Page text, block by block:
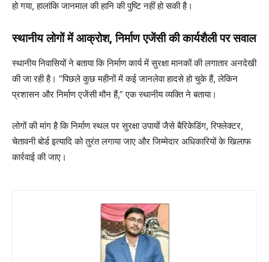
हो गया, हालांकि जानमाल की हानि की पुष्टि नहीं हो सकी है।
स्थानीय लोगों में आक्रोश, निर्माण एजेंसी की कार्यशैली पर सवाल
स्थानीय निवासियों ने बताया कि निर्माण कार्य में सुरक्षा मानकों की लगातार अनदेखी
की जा रही है। “पिछले कुछ महीनों में कई जानलेवा हादसे हो चुके हैं, लेकिन
प्रशासन और निर्माण एजेंसी मौन हैं,” एक स्थानीय व्यक्ति ने बताया।
लोगों की मांग है कि निर्माण स्थल पर सुरक्षा उपायों जैसे बैरिकेडिंग, रिफ्लेक्टर,
चेतावनी बोर्ड इत्यादि को तुरंत लगाया जाए और जिम्मेदार अधिकारियों के खिलाफ
कार्रवाई की जाए।